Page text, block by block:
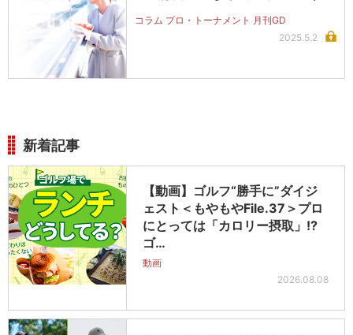
コラム プロ・トーナメント 月刊GD
2025.5.2
新着記事
【動画】ゴルフ“勝手に”ダイジ
ェスト＜もやもやFile.37＞プロ
にとっては「カロリー摂取」!?
ゴ…
動画
2026.08.08